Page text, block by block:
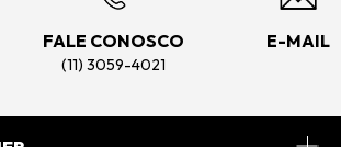
FALE CONOSCO
(11) 3059-4021
E-MAIL